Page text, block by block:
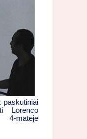
paskutiniai
Lorenco
4-matėje